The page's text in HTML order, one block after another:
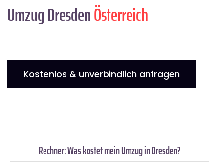
Umzug DresdenÖsterreich
Kostenlos & unverbindlich anfragen
Rechner: Was kostet mein Umzug in Dresden?